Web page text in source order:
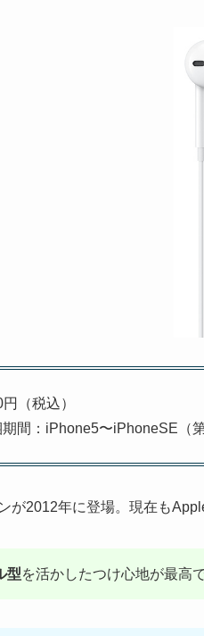
（税込）
間：iPhone5〜iPhoneSE（
が2012年に登場。現在も
型を活かしたつけ心地が最高